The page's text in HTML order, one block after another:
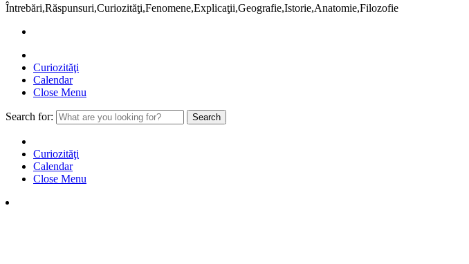
Întrebări,Răspunsuri,Curiozităţi,Fenomene,Explicaţii,Geografie,Istorie,Anatomie,Filozofie
Curiozităţi
Calendar
Close Menu
Search for:
Curiozităţi
Calendar
Close Menu